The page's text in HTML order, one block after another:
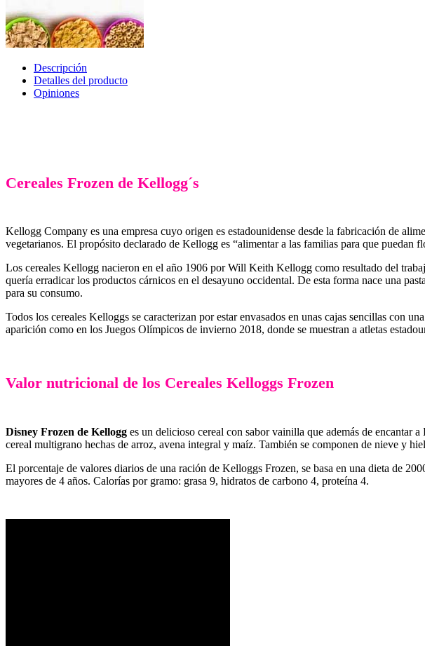
Descripción
Detalles del producto
Opiniones
Cereales Frozen de Kellogg´s
Kellogg Company es una empresa cuyo origen es estadounidense desde la fabricación de
vegetarianos. El propósito declarado de Kellogg es “alimentar a las familias para que puedan
Los cereales Kellogg nacieron en el año 1906 por Will Keith Kellogg como resultado del
quería erradicar los productos cárnicos en el desayuno occidental. De esta forma nace una
para su consumo.
Todos los cereales Kelloggs se caracterizan por estar envasados en unas cajas sencillas con
aparición como en los Juegos Olímpicos de invierno 2018, donde se muestran a atletas
Valor nutricional de los Cereales Kelloggs Frozen
Disney Frozen de Kellogg es un delicioso cereal con sabor vainilla que además de encantar
cereal multigrano hechas de arroz, avena integral y maíz. También se componen de nieve y
El porcentaje de valores diarios de una ración de Kelloggs Frozen, se basa en una dieta de
mayores de 4 años. Calorías por gramo: grasa 9, hidratos de carbono 4, proteína 4.